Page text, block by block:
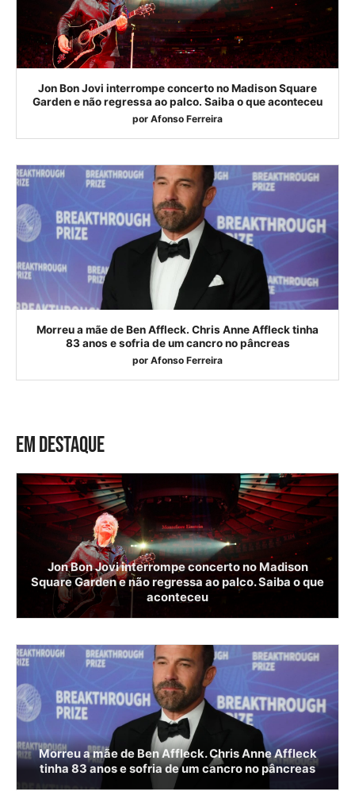
Jon Bon Jovi interrompe concerto no Madison Square
Garden e não regressa ao palco. Saiba o que aconteceu
por Afonso Ferreira
Morreu a mãe de Ben Affleck. Chris Anne Affleck tinha
83 anos e sofria de um cancro no pâncreas
por Afonso Ferreira
EM DESTAQUE
Jon Bon Jovi interrompe concerto no Madison
Square Garden e não regressa ao palco. Saiba o que
aconteceu
Morreu a mãe de Ben Affleck. Chris Anne Affleck
tinha 83 anos e sofria de um cancro no pâncreas